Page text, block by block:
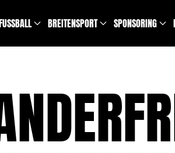
BREITENSPORT SPONSORING